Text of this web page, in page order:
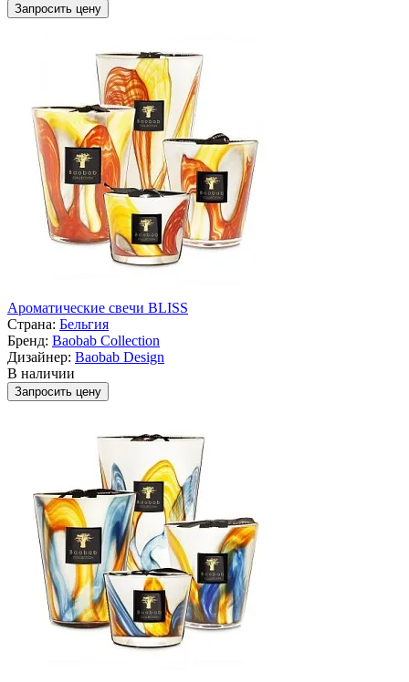
Запросить цену
Ароматические свечи BLISS
Страна: Бельгия
Бренд: Baobab Collection
Дизайнер: Baobab Design
В наличии
Запросить цену